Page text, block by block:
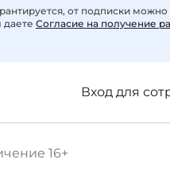
от подписки можно
Согласие на получение
Вход для
16+